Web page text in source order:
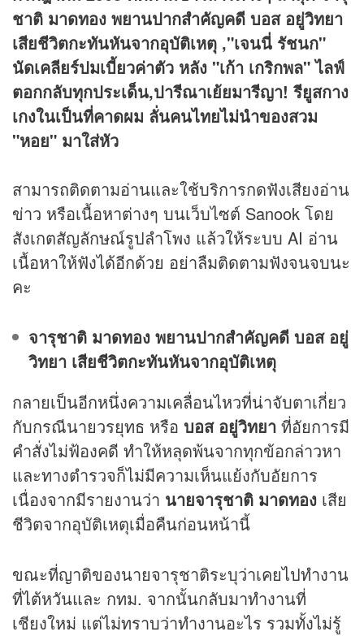
ชาติ มาดทอง พยานปากสำคัญคดี บอส อยู่วิทยา
เสียชีวิตกะทันหันจากอุบัติเหตุ ,"เจนนี่ รัชนก"
นัดเคลียร์ปมเบี้ยวค่าตัว หลัง "เก้า เกริกพล" ไลฟ์
ตอกกลับทุกประเด็น,ปารีณาเย้ยมารีญา! รียูสกาง
เกงในเป็นที่คาดผม ลั่นคนไทยไม่นำของสวม
"หอย" มาใส่หัว
สามารถติดตามอ่านและใช้บริการกดฟังเสียงอ่าน
ข่าว หรือเนื้อหาต่างๆ บนเว็บไซต์ Sanook โดย
สังเกตสัญลักษณ์รูปลำโพง แล้วให้ระบบ AI อ่าน
เนื้อหาให้ฟังได้อีกด้วย อย่าลืมติดตามฟังจนจบนะ
คะ
จารุชาติ มาดทอง พยานปากสำคัญคดี บอส อยู่
วิทยา เสียชีวิตกะทันหันจากอุบัติเหตุ
กลายเป็นอีกหนึ่งความเคลื่อนไหวที่น่าจับตาเกี่ยว
กับกรณีนายวรยุทธ หรือ บอส อยู่วิทยา ที่อัยการมี
คำสั่งไม่ฟ้องคดี ทำให้หลุดพ้นจากทุกข้อกล่าวหา
และทางตำรวจก็ไม่มีความเห็นแย้งกับอัยการ
เนื่องจากมีรายงานว่า นายจารุชาติ มาดทอง เสีย
ชีวิตจากอุบัติเหตุเมื่อคืนก่อนหน้านี้
ขณะที่ญาติของนายจารุชาติระบุว่าเคยไปทำงาน
ที่ไต้หวันและ กทม. จากนั้นกลับมาทำงานที่
เชียงใหม่ แต่ไม่ทราบว่าทำงานอะไร รวมทั้งไม่รู้